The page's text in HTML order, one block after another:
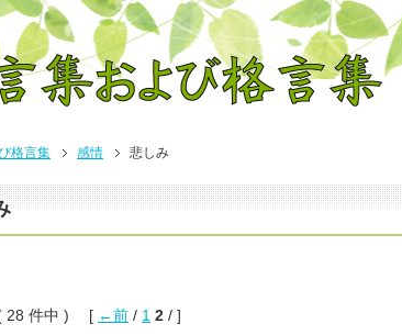
格言集 感情 悲しみ
28 件中 ) [ ←前 / 1 2 / ]